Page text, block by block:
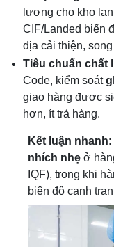
lượng cho kho
CIF/Landed biến
địa cải thiện,
Tiêu chuẩn chất
Code, kiểm soát
giao hàng được
hơn, ít trả hàng.
Kết luận nhanh:
nhích nhẹở
IQF), trong khi
biên độ cạnh